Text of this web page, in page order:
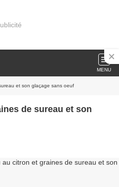
MENU
et son glaçage sans oeuf
de sureau et son